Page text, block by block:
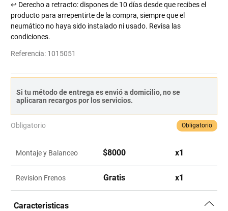
↩ Derecho a retracto: dispones de 10 días desde que recibes el
producto para arrepentirte de la compra, siempre que el
neumático no haya sido instalado ni usado. Revisa las
condiciones.
Referencia: 1015051
Si tu método de entrega es envió a domicilio, no se
aplicaran recargos por los servicios.
Obligatorio Obligatorio
Montaje y Balanceo $8000 x1
Revision Frenos Gratis x1
Caracteristicas